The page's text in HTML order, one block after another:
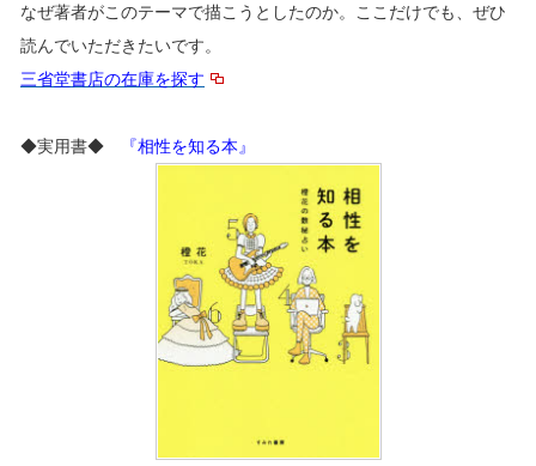
なぜ著者がこのテーマで描こうとしたのか。ここだけでも、ぜひ
読んでいただきたいです。
三省堂書店の在庫を探す
◆実用書◆ 『相性を知る本』